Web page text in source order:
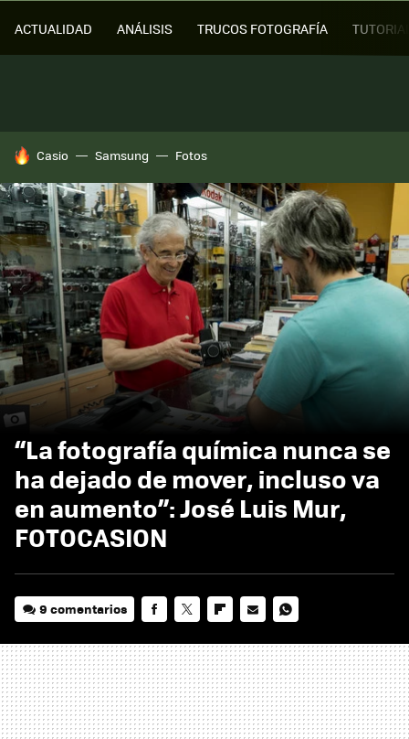
ACTUALIDAD ANÁLISIS TRUCOS FOTOGRAFÍA
HOY SE HABLA DE
Casio Samsung Fotos
“La fotografía química nunca se
ha dejado de mover, incluso va
en aumento”: José Luis Mur,
FOTOCASION
9 comentarios
MAIL